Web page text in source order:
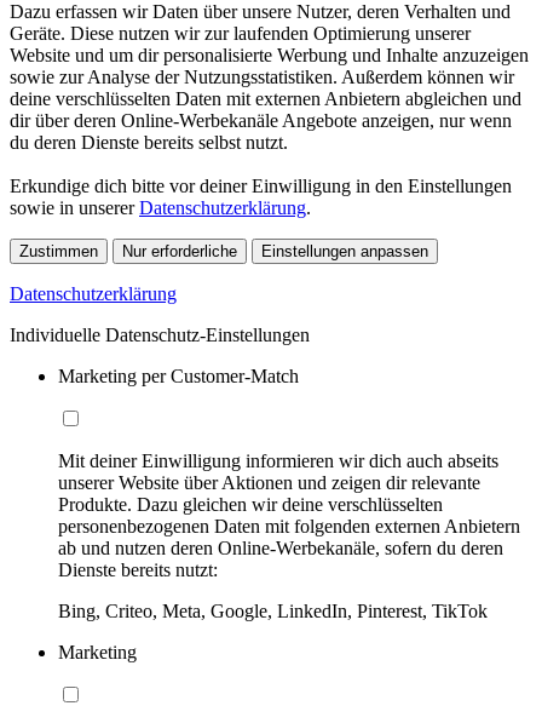
Dazu erfassen wir Daten über unsere Nutzer, deren Verhalten und
Geräte. Diese nutzen wir zur laufenden Optimierung unserer
Website und um dir personalisierte Werbung und Inhalte anzuzeigen
sowie zur Analyse der Nutzungsstatistiken. Außerdem können wir
deine verschlüsselten Daten mit externen Anbietern abgleichen und
dir über deren Online-Werbekanäle Angebote anzeigen, nur wenn
du deren Dienste bereits selbst nutzt.
Erkundige dich bitte vor deiner Einwilligung in den Einstellungen
sowie in unsererDatenschutzerklärung.
Zustimmen Nur erforderliche Einstellungen anpassen
Datenschutzerklärung
Individuelle Datenschutz-Einstellungen
Marketing per Customer-Match
Mit deiner Einwilligung informieren wir dich auch abseits
unserer Website über Aktionen und zeigen dir relevante
Produkte. Dazu gleichen wir deine verschlüsselten
personenbezogenen Daten mit folgenden externen Anbietern
ab und nutzen deren Online-Werbekanäle, sofern du deren
Dienste bereits nutzt:
Bing, Criteo, Meta, Google, LinkedIn, Pinterest, TikTok
Marketing